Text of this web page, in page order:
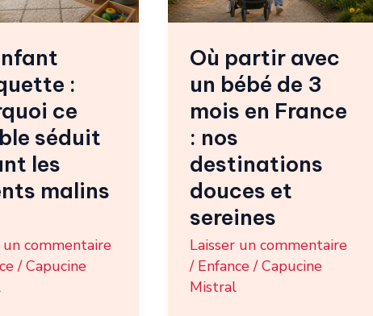
:
ce
séduit
les
malins
un commentaire
/Capucine
Où partir avec
un bébé de 3
mois en France
: nos
destinations
douces et
sereines
Laisser un commentaire
/ Enfance/Capucine
Mistral
de
mois
en
France
nos
destinations
douces
et
sereines